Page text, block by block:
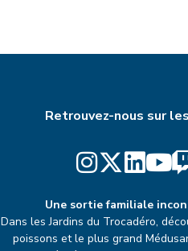
Retrouvez-nous sur
Une sortie familiale
Dans les Jardins du Trocadéro,
poissons et le plus grand